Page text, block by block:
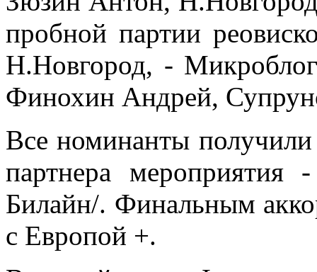
пробной партии
Н.Новгород, -
Финохин Андрей,
Все номинанты
партнера
Билайн/. Финальным
с Европой +.